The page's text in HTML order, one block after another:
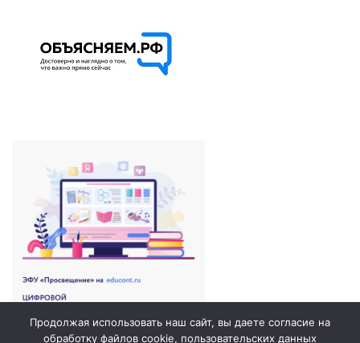
Продолжая использовать наш сайт, вы даете согласие на
обработку файлов cookie, пользовательских данных